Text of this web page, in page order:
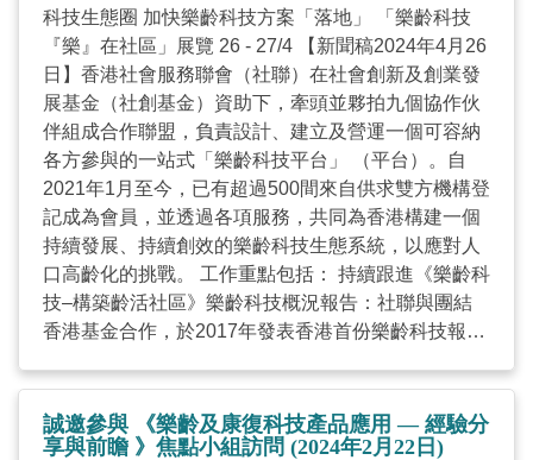
Kong Zone" highlights the collective efforts of local
innovation and technology enterprises and
showcases the robust growth of Hong Kong's
gerontechnology ecosystem. Mr. Chua Hoi Wai, the
Chief Executive of the Hong Kong Council of Social
Service, remarked, "Our participation in this
distinguished expo not only enhances our
understanding of the elderly care and technologies
industry on the mainland but also solidifies the
foundation for future collaborations within ...
科技生態圈 加快樂齡科技方案「落地」 「樂齡科技
『樂』在社區」展覽 26 - 27/4 【新聞稿2024年4月26
日】香港社會服務聯會（社聯）在社會創新及創業發
展基金（社創基金）資助下，牽頭並夥拍九個協作伙
伴組成合作聯盟，負責設計、建立及營運一個可容納
各方參與的一站式「樂齡科技平台」 （平台）。自
2021年1月至今，已有超過500間來自供求雙方機構登
記成為會員，並透過各項服務，共同為香港構建一個
持續發展、持續創效的樂齡科技生態系統，以應對人
口高齡化的挑戰。 工作重點包括： 持續跟進《樂齡科
技–構築齡活社區》樂齡科技概況報告：社聯與團結
香港基金合作，於2017年發表香港首份樂齡科技報
處和發展機會。平台評估這24個缺陷的改進程度，探
討如何進一步發展香港樂齡科技生態，並發表新一份
研究報告針對五個關鍵方面提出一系列的政策建議，
誠邀參與 《樂齡及康復科技產品應用 — 經驗分
享與前瞻 》焦點小組訪問 (2024年2月22日)